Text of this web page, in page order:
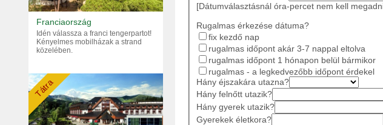
Franciaország
Idén válassza a franci tengerpartot!
Kényelmes mobilházak a strand
közelében.
Tátra
[Dátumválasztásnál óra-percet nem kell
Rugalmas érkezése dátuma?
fix kezdő nap
rugalmas időpont akár 3-7 nappal eltolva
rugalmas időpont 1 hónapon belül bármikor
rugalmas - a legkedvezőbb időpont érdekel
Hány éjszakára utazna?
Hány felnőtt utazik?
Hány gyerek utazik?
Gyerekek életkora?